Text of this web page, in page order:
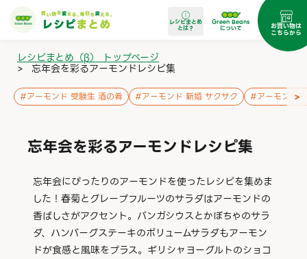
レシピまとめ
とは？
Green Beans
について お買い物は
こちらから
レシピまとめ（β） トップページ
> 忘年会を彩るアーモンドレシピ集
#アーモンド 受験生 酒の肴 #アーモンド 新婚 サクサク #アーモンド
>
忘年会を彩るアーモンドレシピ集
忘年会にぴったりのアーモンドを使ったレシピを集めま
した！春菊とグレープフルーツのサラダはアーモンドの
香ばしさがアクセント。パンガシウスとかぼちゃのサラ
ダ、ハンバーグステーキのボリュームサラダもアーモン
ドが食感と風味をプラス。ギリシャヨーグルトのショコ